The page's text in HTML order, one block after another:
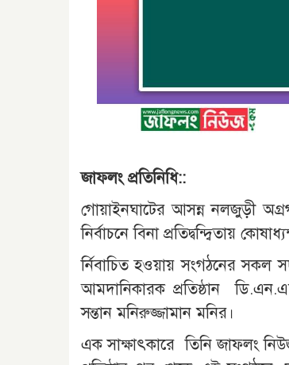
জাফলং প্রতিনিধি::
গোয়াইনঘাটের আসন্ন নলজুড়ী
নির্বাচনে বিনা প্রতিদ্বন্দ্বিতায়
র্নিবাচিত হওয়ায় সংগঠনের সকল
আমদানিকারক প্রতিষ্ঠান
সন্তান মনিরুজ্জামান মনির।
এক সাক্ষাৎকারে তিনি জাফলং